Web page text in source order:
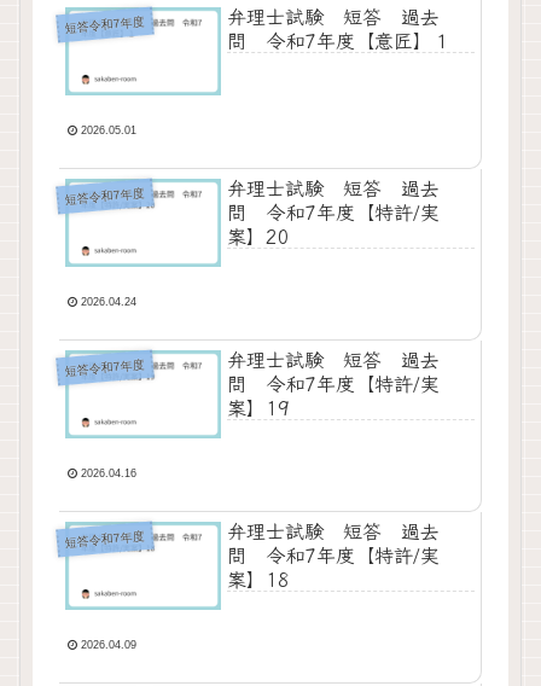
短答令和7年度
弁理士試験 短答 過去
問 令和7年度【意匠】１
2026.05.01
短答令和7年度
弁理士試験 短答 過去
問 令和7年度【特許/実
案】20
2026.04.24
短答令和7年度
弁理士試験 短答 過去
問 令和7年度【特許/実
案】19
2026.04.16
短答令和7年度
弁理士試験 短答 過去
問 令和7年度【特許/実
案】18
2026.04.09